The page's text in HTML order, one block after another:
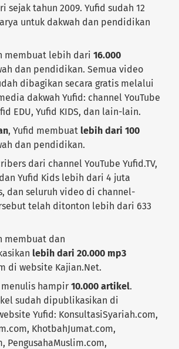
sejak tahun 2009. Yufid sudah 12
untuk dakwah dan pendidikan
membuat lebih dari16.000
dan pendidikan. Semua video
dibagikan secara gratis melalui
dakwah Yufid: channel YouTube
EDU, Yufid KIDS, dan lain-lain.
, Yufid membuat lebih dari 100
dan pendidikan.
dari channel YouTube Yufid.TV,
Yufid Kids lebih dari 4 juta
dan seluruh video di channel-
telah ditonton lebih dari 633
membuat dan
lebih dari 20.000 mp3
di website Kajian.Net.
menulis hampir10.000 artikel.
sudah dipublikasikan di
Yufid: KonsultasiSyariah.com,
KhotbahJumat.com,
PengusahaMuslim.com,